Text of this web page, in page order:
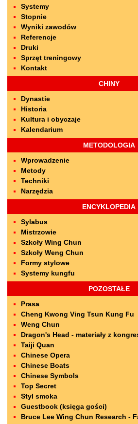
Systemy
Stopnie
Wyniki zawodów
Referencje
Druki
Sprzęt treningowy
Kontakt
CHINY
Dynastie
Historia
Kultura i obyczaje
Kalendarium
METODOLOGIA
Wprowadzenie
Metody
Techniki
Narzędzia
ENCYKLOPEDIA
Sylabus
Mistrzowie
Szkoły Wing Chun
Szkoły Weng Chun
Formy stylowe
Systemy kungfu
POZOSTAŁE
Prasa
Cheng Kwong Ving Tsun Kung Fu
Weng Chun
Dragon's Head - materiały z
Taiji Quan
Chinese Opera
Chinese Boats
Chinese Symbols
Top Secret
Styl smoka
Guestbook (księga gości)
Bruce Lee Wing Chun Research -